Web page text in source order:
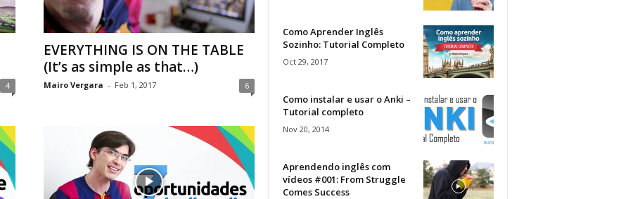
4
EVERYTHING IS ON THE TABLE
(It’s as simple as that…)
Mairo Vergara - Feb 1, 2017 6
Como Aprender Inglês
Sozinho: Tutorial Completo
Oct 29, 2017
Como instalar e usar o Anki –
Tutorial completo
Nov 20, 2014
Aprendendo inglês com
vídeos #001: From Struggle
Comes Success